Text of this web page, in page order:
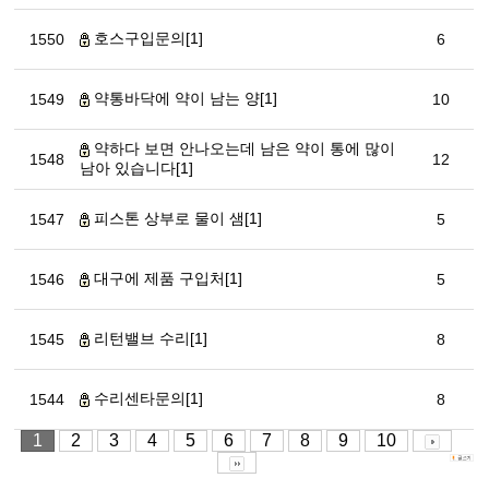
1550 호스구입문의[1] 6
1549 약통바닥에 약이 남는 양[1] 10
1548
약하다 보면 안나오는데 남은 약이 통에 많이
남아 있습니다[1]
12
1547 피스톤 상부로 물이 샘[1] 5
1546 대구에 제품 구입처[1] 5
1545 리턴밸브 수리[1] 8
1544 수리센타문의[1] 8
1 2 3 4 5 6 7 8 9 10